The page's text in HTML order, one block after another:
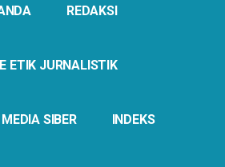
REDAKSI
ETIK JURNALISTIK
SIBER INDEKS